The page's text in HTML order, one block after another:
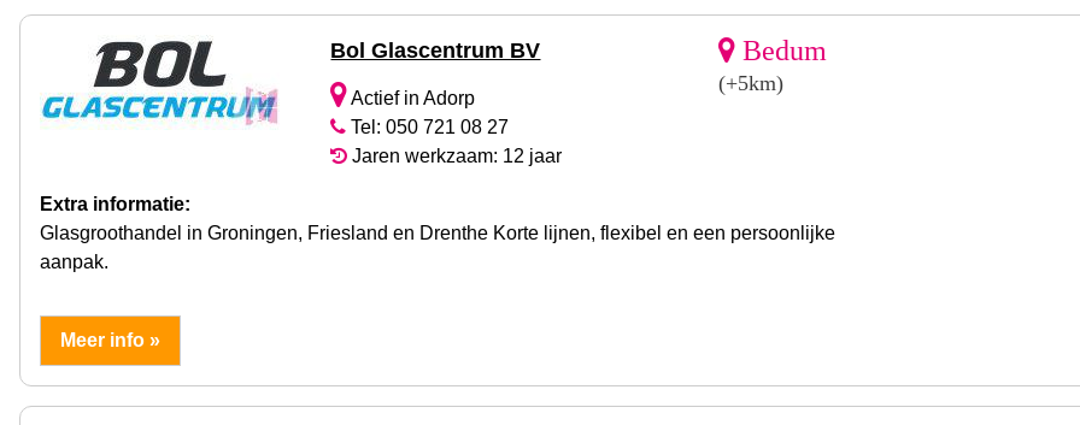
Bol Glascentrum BV
Actief in Adorp
Tel: 050 721 08 27
Jaren werkzaam: 12 jaar
Bedum
(+5km)
Extra informatie:
Glasgroothandel in Groningen, Friesland en Drenthe Korte lijnen, flexibel en een persoonlijke
aanpak.
Meer info »